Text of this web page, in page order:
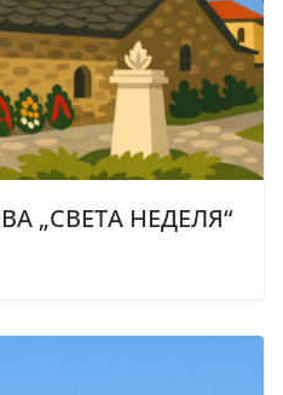
„СВЕТА НЕДЕЛЯ“